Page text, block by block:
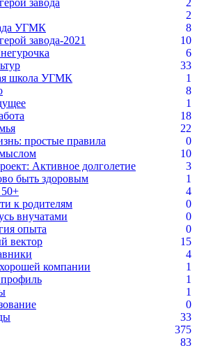
завода
2
2
УГМК
8
завода-2021
10
6
33
школа УГМК
1
8
1
18
22
простые правила
0
10
Активное долголетие
3
быть здоровым
1
4
к родителям
0
внучатами
0
опыта
0
вектор
15
4
компании
1
1
1
0
33
375
83